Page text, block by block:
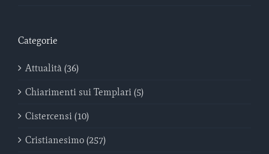
Categorie
Attualità (36)
Chiarimenti sui Templari (5)
Cistercensi (10)
Cristianesimo (257)